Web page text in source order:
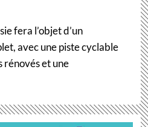
fera l’objet d’un
avec une piste cyclable
rénovés et une